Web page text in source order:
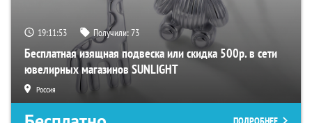
19:11:52 Получили:73
Бесплатная изящная подвеска или скидка 500р. в сети
ювелирных магазинов SUNLIGHT
Россия